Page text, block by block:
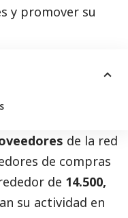
y promover su
de la red
de compras
de 14.500,
su actividad en